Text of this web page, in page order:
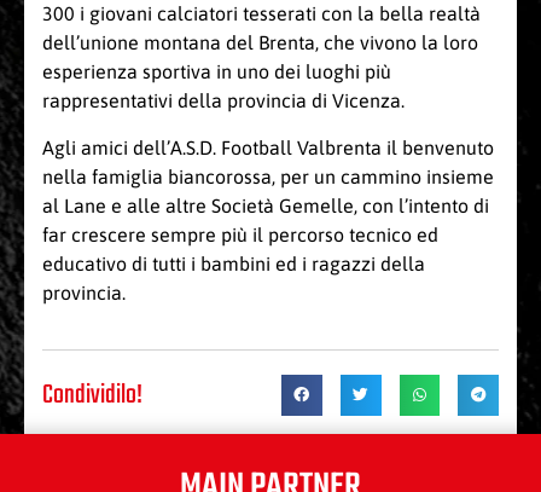
300 i giovani calciatori tesserati con la bella realtà
dell’unione montana del Brenta, che vivono la loro
esperienza sportiva in uno dei luoghi più
rappresentativi della provincia di Vicenza.
Agli amici dell’A.S.D. Football Valbrenta il benvenuto
nella famiglia biancorossa, per un cammino insieme
al Lane e alle altre Società Gemelle, con l’intento di
far crescere sempre più il percorso tecnico ed
educativo di tutti i bambini ed i ragazzi della
provincia.
Condividilo!